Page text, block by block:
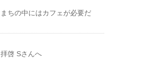
まちの中にはカフェが必要だ
拝啓 Sさんへ